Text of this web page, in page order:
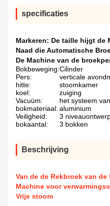
specificaties
Markeren: De taille hijgt de
Naad die Automatische
De Machine van de
Bokbeweging:Cilinder
Pers:
verticale
hitte:
stoomkamer
koel:
zuiging
Vacuüm:
het systeem
bokmateriaal: aluminium
Veiligheid:
3
bokaantal:
3 bokken
Beschrijving
Van de de Rekbroek van
Machine voor
Vrije stoom